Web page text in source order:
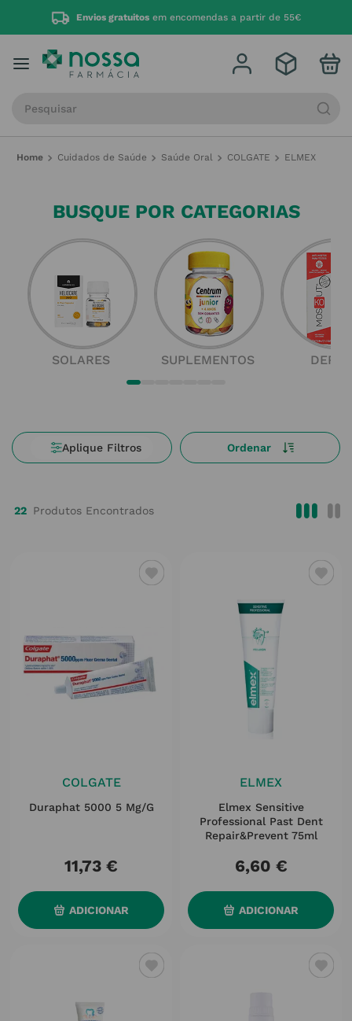
Envios gratuitos em encomendas a partir de 55€
Cuidados de Saúde Saúde Oral COLGATE ELMEX
BUSQUE POR CATEGORIAS
SOLARES SUPLEMENTOS
22
COLGATE
Duraphat 5000 5 Mg/g
11,73 €
ADICIONAR
ELMEX
Elmex Sensitive
Professional Past Dent
Repair&prevent 75ml
6,60 €
ADICIONAR